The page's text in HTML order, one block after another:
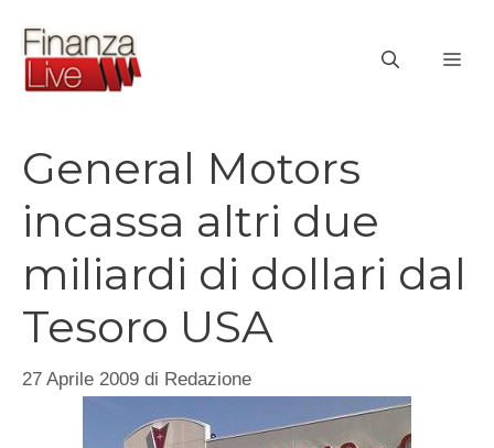
contenuto
General Motors
incassa altri due
miliardi di dollari dal
Tesoro USA
27 Aprile 2009 di Redazione